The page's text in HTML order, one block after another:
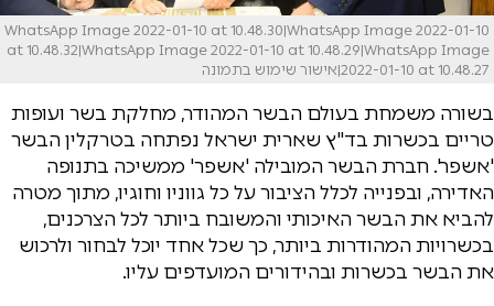
WhatsApp Image 2022-01-10 at 10.48.30|WhatsApp Image 2022-01-10
at 10.48.32|WhatsApp Image 2022-01-10 at 10.48.29|WhatsApp Image
2022-01-10 at 10.48.27|אישור שימוש בתמונה
בשורה משמחת בעולם הבשר המהודר, מחלקת בשר ועופות
טריים בכשרות בד"ץ שארית ישראל נפתחה בטרקלין הבשר
'אשפר'. חברת הבשר המובילה 'אשפר' ממשיכה בתנופה
האדירה, ובפנייה לכלל הציבור על כל גווניו וחוגיו, מתוך מטרה
להביא את הבשר האיכותי והמשובח ביותר לכל הצרכנים,
בכשרויות המהודרות ביותר, כך שכל אחד יוכל לבחור ולרכוש
את הבשר בכשרות ובהידורים המועדפים עליו.